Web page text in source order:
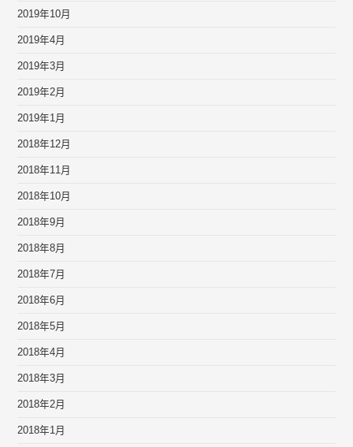
2019年10月
2019年4月
2019年3月
2019年2月
2019年1月
2018年12月
2018年11月
2018年10月
2018年9月
2018年8月
2018年7月
2018年6月
2018年5月
2018年4月
2018年3月
2018年2月
2018年1月